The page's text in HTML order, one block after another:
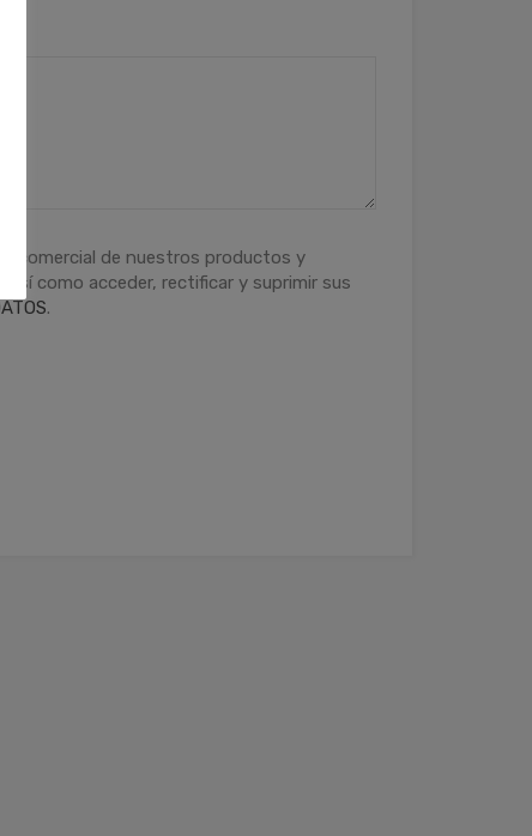
comercial de nuestros productos y
como acceder, rectificar y suprimir sus
.